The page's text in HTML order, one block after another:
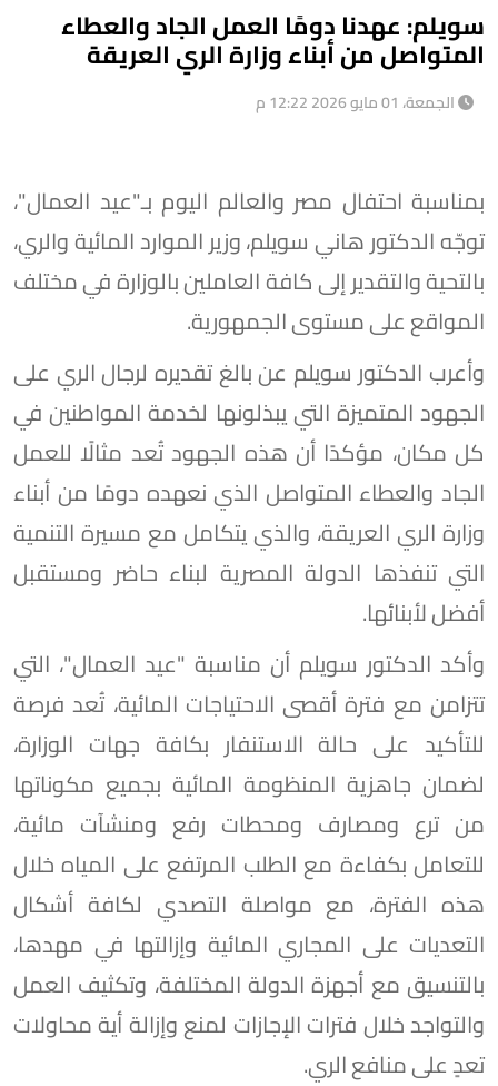
سويلم: عهدنا دومًا العمل الجاد والعطاء
المتواصل من أبناء وزارة الري العريقة
الجمعة، 01 مايو 2026 12:22 م
بمناسبة احتفال مصر والعالم اليوم بـ"عيد العمال"،
توجّه الدكتور هاني سويلم، وزير الموارد المائية والري،
بالتحية والتقدير إلى كافة العاملين بالوزارة في مختلف
المواقع على مستوى الجمهورية.
وأعرب الدكتور سويلم عن بالغ تقديره لرجال الري على
الجهود المتميزة التي يبذلونها لخدمة المواطنين في
كل مكان، مؤكدًا أن هذه الجهود تُعد مثالًا للعمل
الجاد والعطاء المتواصل الذي نعهده دومًا من أبناء
وزارة الري العريقة، والذي يتكامل مع مسيرة التنمية
التي تنفذها الدولة المصرية لبناء حاضر ومستقبل
أفضل لأبنائها.
وأكد الدكتور سويلم أن مناسبة "عيد العمال"، التي
تتزامن مع فترة أقصى الاحتياجات المائية، تُعد فرصة
للتأكيد على حالة الاستنفار بكافة جهات الوزارة،
لضمان جاهزية المنظومة المائية بجميع مكوناتها
من ترع ومصارف ومحطات رفع ومنشآت مائية،
للتعامل بكفاءة مع الطلب المرتفع على المياه خلال
هذه الفترة، مع مواصلة التصدي لكافة أشكال
التعديات على المجاري المائية وإزالتها في مهدها،
بالتنسيق مع أجهزة الدولة المختلفة، وتكثيف العمل
والتواجد خلال فترات الإجازات لمنع وإزالة أية محاولات
تعدٍ على منافع الري.